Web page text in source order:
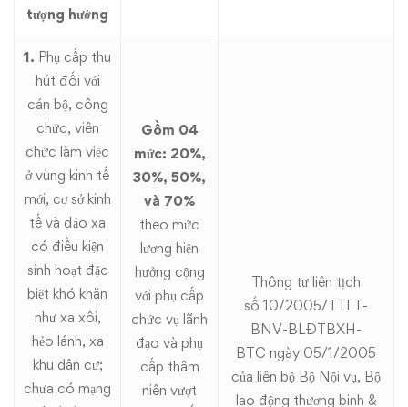
tượng hưởng
1. Phụ cấp thu
hút đối với
cán bộ, công
chức, viên
chức làm việc
ở vùng kinh tế
mới, cơ sở kinh
tế và đảo xa
có điều kiện
sinh hoạt đặc
biệt khó khăn
như xa xôi,
hẻo lánh, xa
khu dân cư;
chưa có mạng
Gồm 04
mức: 20%,
30%, 50%,
và 70%
theo mức
lương hiện
hưởng cộng
với phụ cấp
chức vụ lãnh
đạo và phụ
cấp thâm
niên vượt
Thông tư liên tịch
số 10/2005/TTLT-
BNV-BLĐTBXH-
BTC ngày 05/1/2005
của liên bộ Bộ Nội vụ, Bộ
lao động thương binh &